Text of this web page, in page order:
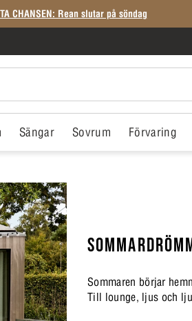
CHANSEN: Rean slutar på söndag
Sängar Sovrum Förvaring
Sommaren börjar
Till lounge, ljus och